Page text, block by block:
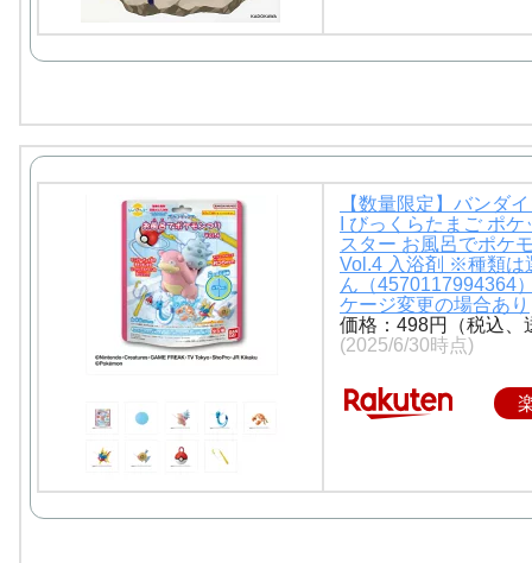
【数量限定】バンダ
I びっくらたまご ポ
スター お風呂でポケ
Vol.4 入浴剤 ※種類は
ん（4570117994364
ケージ変更の場合あり
価格：498円（税込、
(2025/6/30時点)